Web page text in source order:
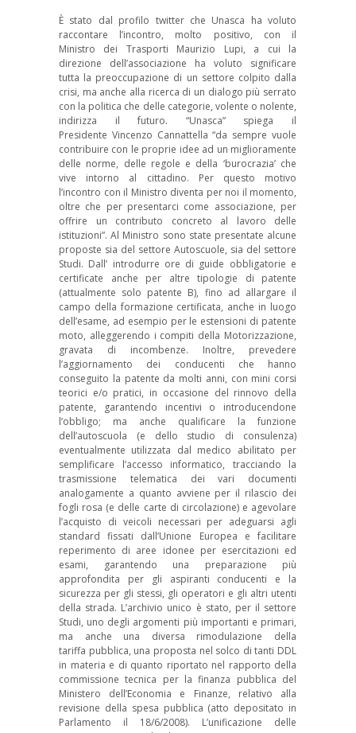
È stato dal profilo twitter che Unasca ha voluto
raccontare l’incontro, molto positivo, con il
Ministro dei Trasporti Maurizio Lupi, a cui la
direzione dell’associazione ha voluto significare
tutta la preoccupazione di un settore colpito dalla
crisi, ma anche alla ricerca di un dialogo più serrato
con la politica che delle categorie, volente o nolente,
indirizza il futuro. “Unasca” spiega il
Presidente Vincenzo Cannattella “da sempre vuole
contribuire con le proprie idee ad un miglioramente
delle norme, delle regole e della ‘burocrazia’ che
vive intorno al cittadino. Per questo motivo
l’incontro con il Ministro diventa per noi il momento,
oltre che per presentarci come associazione, per
offrire un contributo concreto al lavoro delle
istituzioni”. Al Ministro sono state presentate alcune
proposte sia del settore Autoscuole, sia del settore
Studi. Dall’ introdurre ore di guide obbligatorie e
certificate anche per altre tipologie di patente
(attualmente solo patente B), fino ad allargare il
campo della formazione certificata, anche in luogo
dell’esame, ad esempio per le estensioni di patente
moto, alleggerendo i compiti della Motorizzazione,
gravata di incombenze. Inoltre, prevedere
l’aggiornamento dei conducenti che hanno
conseguito la patente da molti anni, con mini corsi
teorici e/o pratici, in occasione del rinnovo della
patente, garantendo incentivi o introducendone
l’obbligo; ma anche qualificare la funzione
dell’autoscuola (e dello studio di consulenza)
eventualmente utilizzata dal medico abilitato per
semplificare l’accesso informatico, tracciando la
trasmissione telematica dei vari documenti
analogamente a quanto avviene per il rilascio dei
fogli rosa (e delle carte di circolazione) e agevolare
l’acquisto di veicoli necessari per adeguarsi agli
standard fissati dall’Unione Europea e facilitare
reperimento di aree idonee per esercitazioni ed
esami, garantendo una preparazione più
approfondita per gli aspiranti conducenti e la
sicurezza per gli stessi, gli operatori e gli altri utenti
della strada. L’archivio unico è stato, per il settore
Studi, uno degli argomenti più importanti e primari,
ma anche una diversa rimodulazione della
tariffa pubblica, una proposta nel solco di tanti DDL
in materia e di quanto riportato nel rapporto della
commissione tecnica per la finanza pubblica del
Ministero dell’Economia e Finanze, relativo alla
revisione della spesa pubblica (atto depositato in
Parlamento il 18/6/2008). L’unificazione delle